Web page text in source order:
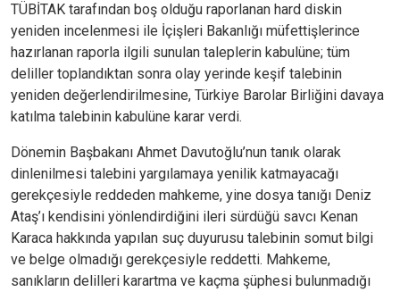
TÜBİTAK tarafından boş olduğu raporlanan hard diskin
yeniden incelenmesi ile İçişleri Bakanlığı müfettişlerince
hazırlanan raporla ilgili sunulan taleplerin kabulüne; tüm
deliller toplandıktan sonra olay yerinde keşif talebinin
yeniden değerlendirilmesine, Türkiye Barolar Birliğini davaya
katılma talebinin kabulüne karar verdi.
Dönemin Başbakanı Ahmet Davutoğlu’nun tanık olarak
dinlenilmesi talebini yargılamaya yenilik katmayacağı
gerekçesiyle reddeden mahkeme, yine dosya tanığı Deniz
Ataş’ı kendisini yönlendirdiğini ileri sürdüğü savcı Kenan
Karaca hakkında yapılan suç duyurusu talebinin somut bilgi
ve belge olmadığı gerekçesiyle reddetti. Mahkeme,
sanıkların delilleri karartma ve kaçma şüphesi bulunmadığı